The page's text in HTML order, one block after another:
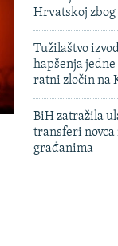
Hrvatskoj zbog
Tužilaštvo
hapšenja jedne
ratni zločin na
BiH zatražila
transferi
građanima